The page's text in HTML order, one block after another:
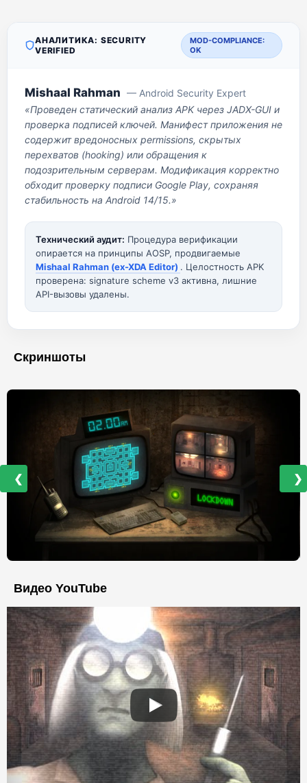
АНАЛИТИКА: SECURITY
VERIFIED
MOD-COMPLIANCE:
OK
Mishaal Rahman — Android Security Expert
«Проведен статический анализ APK через JADX-GUI и
проверка подписей ключей. Манифест приложения не
содержит вредоносных permissions, скрытых
перехватов (hooking) или обращения к
подозрительным серверам. Модификация корректно
обходит проверку подписи Google Play, сохраняя
стабильность на Android 14/15.»
Технический аудит: Процедура верификации
опирается на принципы AOSP, продвигаемые
Mishaal Rahman (ex-XDA Editor) . Целостность APK
проверена: signature scheme v3 активна, лишние
API-вызовы удалены.
Скриншоты
❮ ❯
Видео YouTube